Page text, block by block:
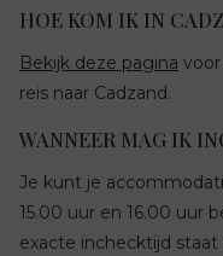
HOE KOM IK IN
Bekijk deze pagina
reis naar Cadzand.
WANNEER MAG IK
Je kunt je
15.00 uur en 16.00 uur
exacte inchecktijd